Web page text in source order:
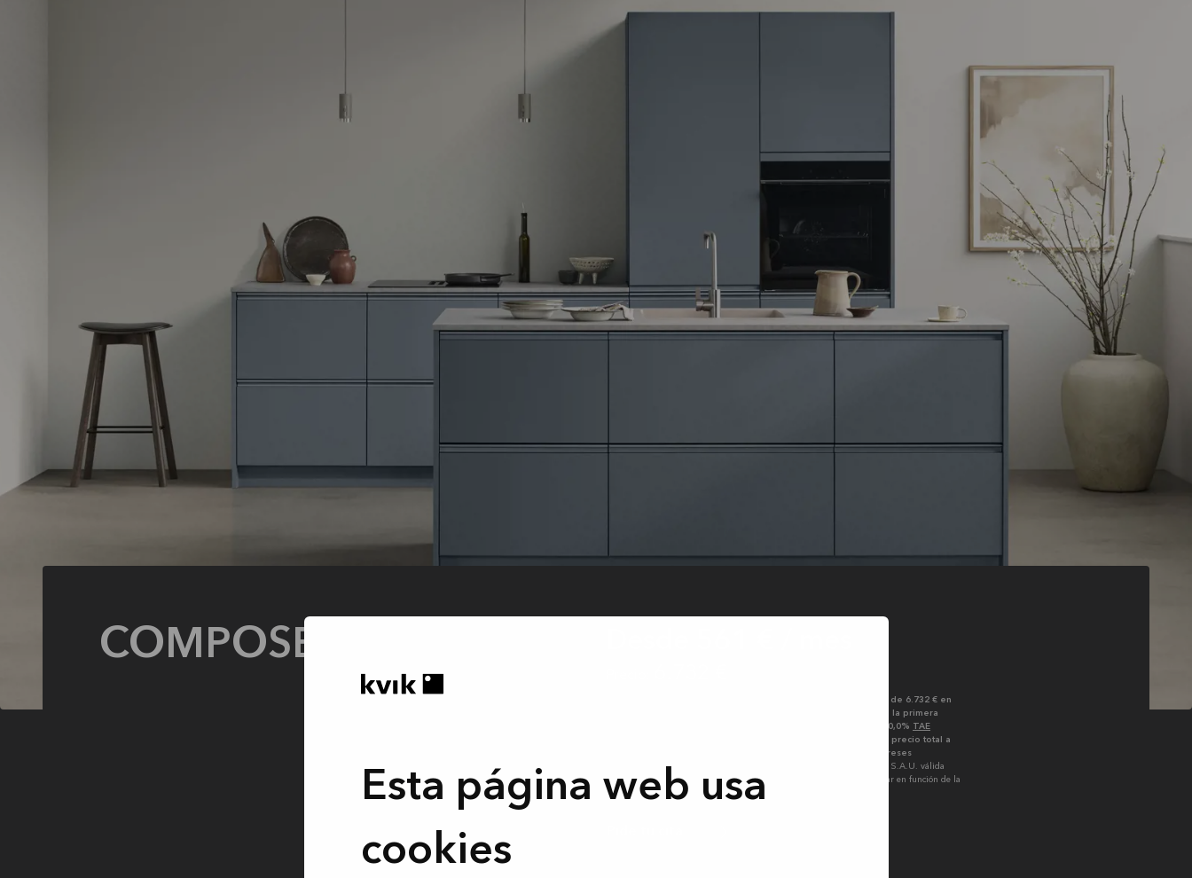
Esta página web usa
cookies
COMPOSE blue
Ejemplo de financiación para un importe de 6.732 € en
12 meses. Comisión de formalización del 7%: 472 € a pagar en la primera
cuota. Primera cuota de 1.033,00 €. 11 cuotas de 561,00 €. TIN 0,0% TAE
. Coste total del crédito: 472 €. Importe total adeudado y precio total a
plazos: 7.204 €. Precio de adquisición al contado: 6.732 €. Intereses
subvencionados por KVIK.
Financiación ofrecida por Banco Cetelem S.A.U. válida
hasta el 31/08/2026. La primera y la última mensualidad podrán variar en función de la
fecha de puesta a disposición del préstamo.